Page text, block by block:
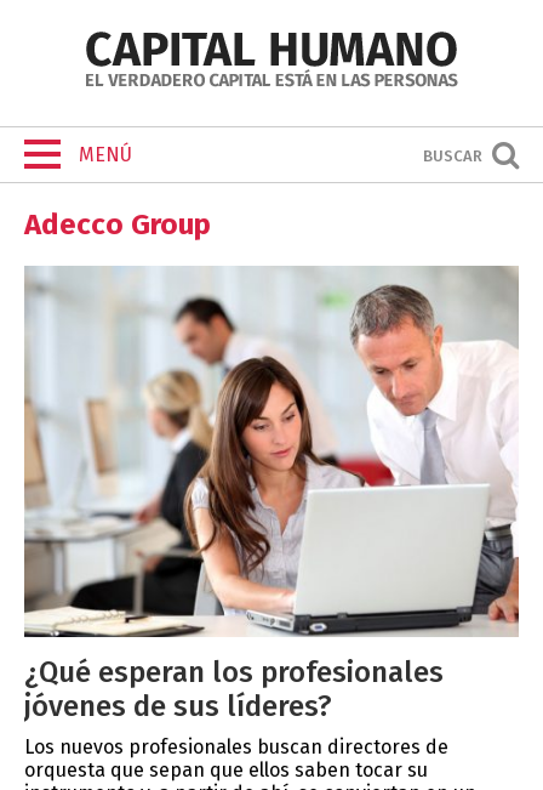
MENÚ BUSCAR
Adecco Group
¿Qué esperan los profesionales
jóvenes de sus líderes?
Los nuevos profesionales buscan directores de
orquesta que sepan que ellos saben tocar su